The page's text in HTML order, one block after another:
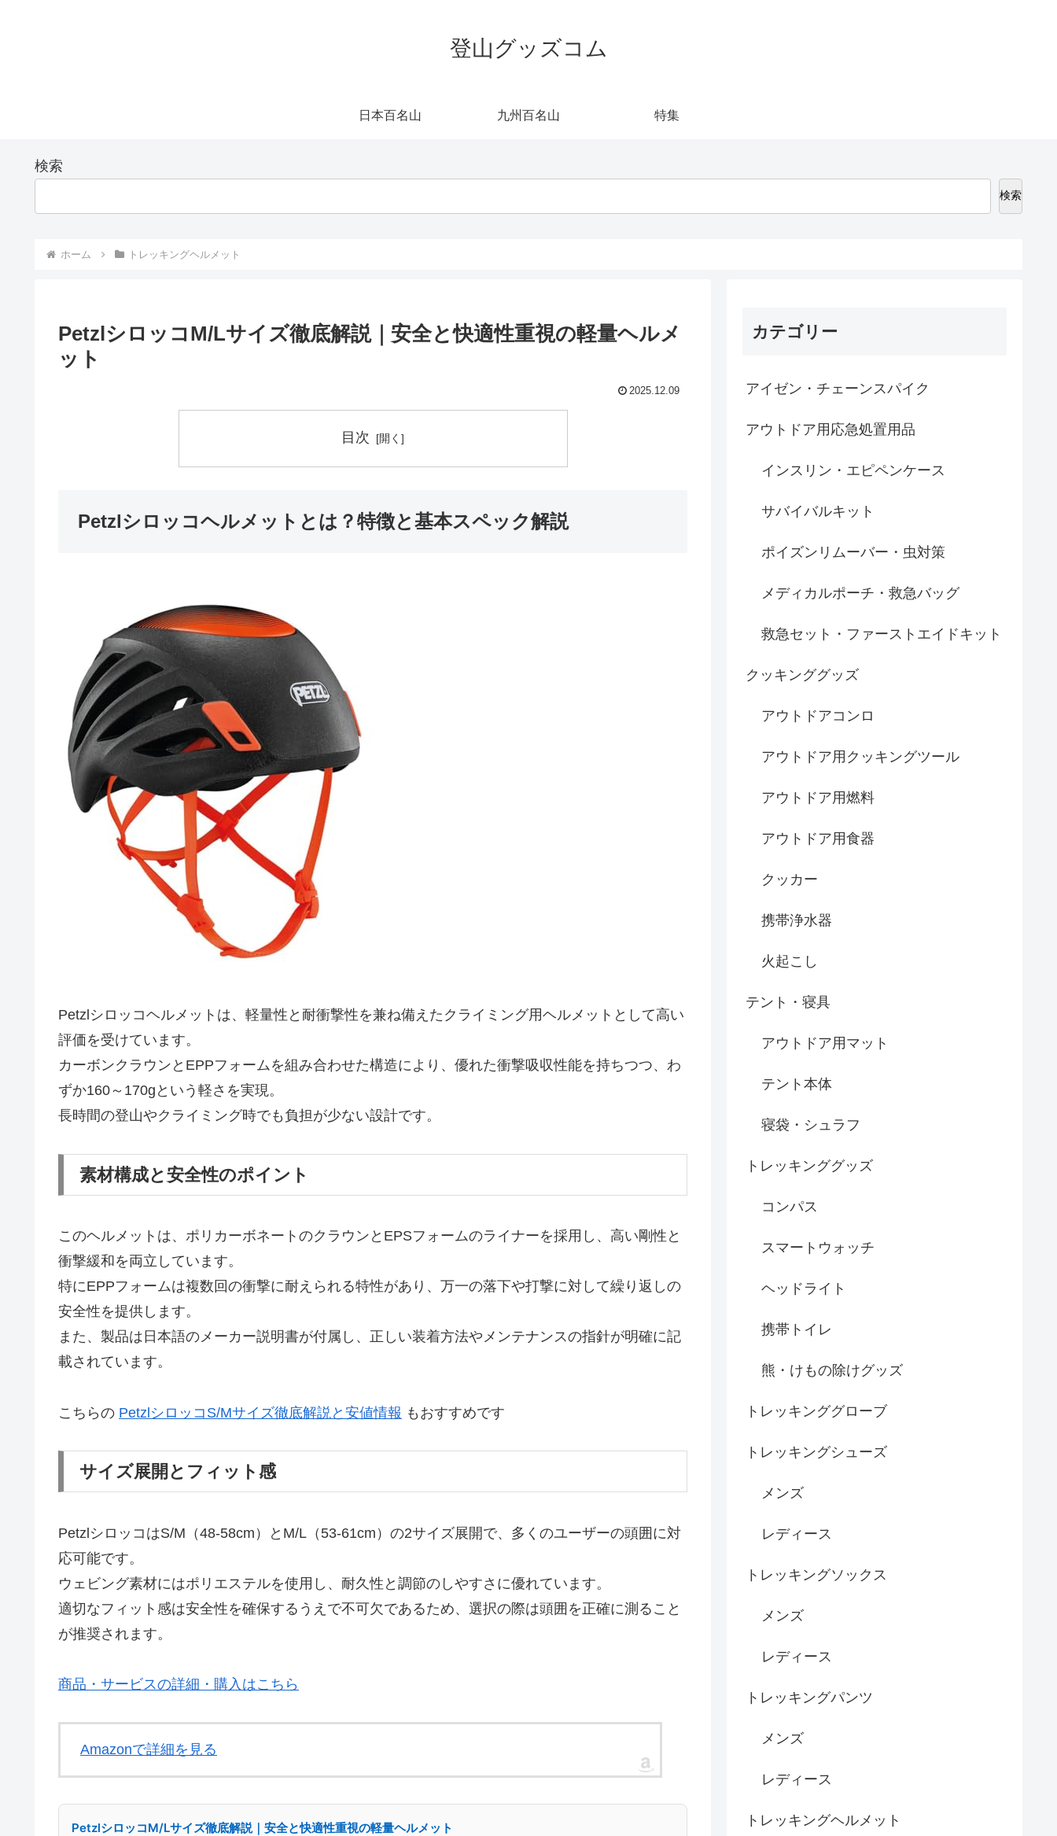
登山グッズコム
日本百名山 九州百名山 特集
検索
検索
ホーム トレッキングヘルメット
PetzlシロッコM/Lサイズ徹底解説｜安全と快適性重視の軽量ヘルメ
ット
2025.12.09
目次
Petzlシロッコヘルメットとは？特徴と基本スペック解説
Petzlシロッコヘルメットは、軽量性と耐衝撃性を兼ね備えたクライミング用ヘルメットとして高い
評価を受けています。
カーボンクラウンとEPPフォームを組み合わせた構造により、優れた衝撃吸収性能を持ちつつ、わ
ずか160～170gという軽さを実現。
長時間の登山やクライミング時でも負担が少ない設計です。
素材構成と安全性のポイント
このヘルメットは、ポリカーボネートのクラウンとEPSフォームのライナーを採用し、高い剛性と
衝撃緩和を両立しています。
特にEPPフォームは複数回の衝撃に耐えられる特性があり、万一の落下や打撃に対して繰り返しの
安全性を提供します。
また、製品は日本語のメーカー説明書が付属し、正しい装着方法やメンテナンスの指針が明確に記
載されています。
こちらの PetzlシロッコS/Mサイズ徹底解説と安値情報 もおすすめです
サイズ展開とフィット感
PetzlシロッコはS/M（48-58cm）とM/L（53-61cm）の2サイズ展開で、多くのユーザーの頭囲に対
応可能です。
ウェビング素材にはポリエステルを使用し、耐久性と調節のしやすさに優れています。
適切なフィット感は安全性を確保するうえで不可欠であるため、選択の際は頭囲を正確に測ること
が推奨されます。
商品・サービスの詳細・購入はこちら
Amazonで詳細を見る
PetzlシロッコM/Lサイズ徹底解説｜安全と快適性重視の軽量ヘルメット
カテゴリー
アイゼン・チェーンスパイク
アウトドア用応急処置用品
インスリン・エピペンケース
サバイバルキット
ポイズンリムーバー・虫対策
メディカルポーチ・救急バッグ
救急セット・ファーストエイドキット
クッキンググッズ
アウトドアコンロ
アウトドア用クッキングツール
アウトドア用燃料
アウトドア用食器
クッカー
携帯浄水器
火起こし
テント・寝具
アウトドア用マット
テント本体
寝袋・シュラフ
トレッキンググッズ
コンパス
スマートウォッチ
ヘッドライト
携帯トイレ
熊・けもの除けグッズ
トレッキンググローブ
トレッキングシューズ
メンズ
レディース
トレッキングソックス
メンズ
レディース
トレッキングパンツ
メンズ
レディース
トレッキングヘルメット